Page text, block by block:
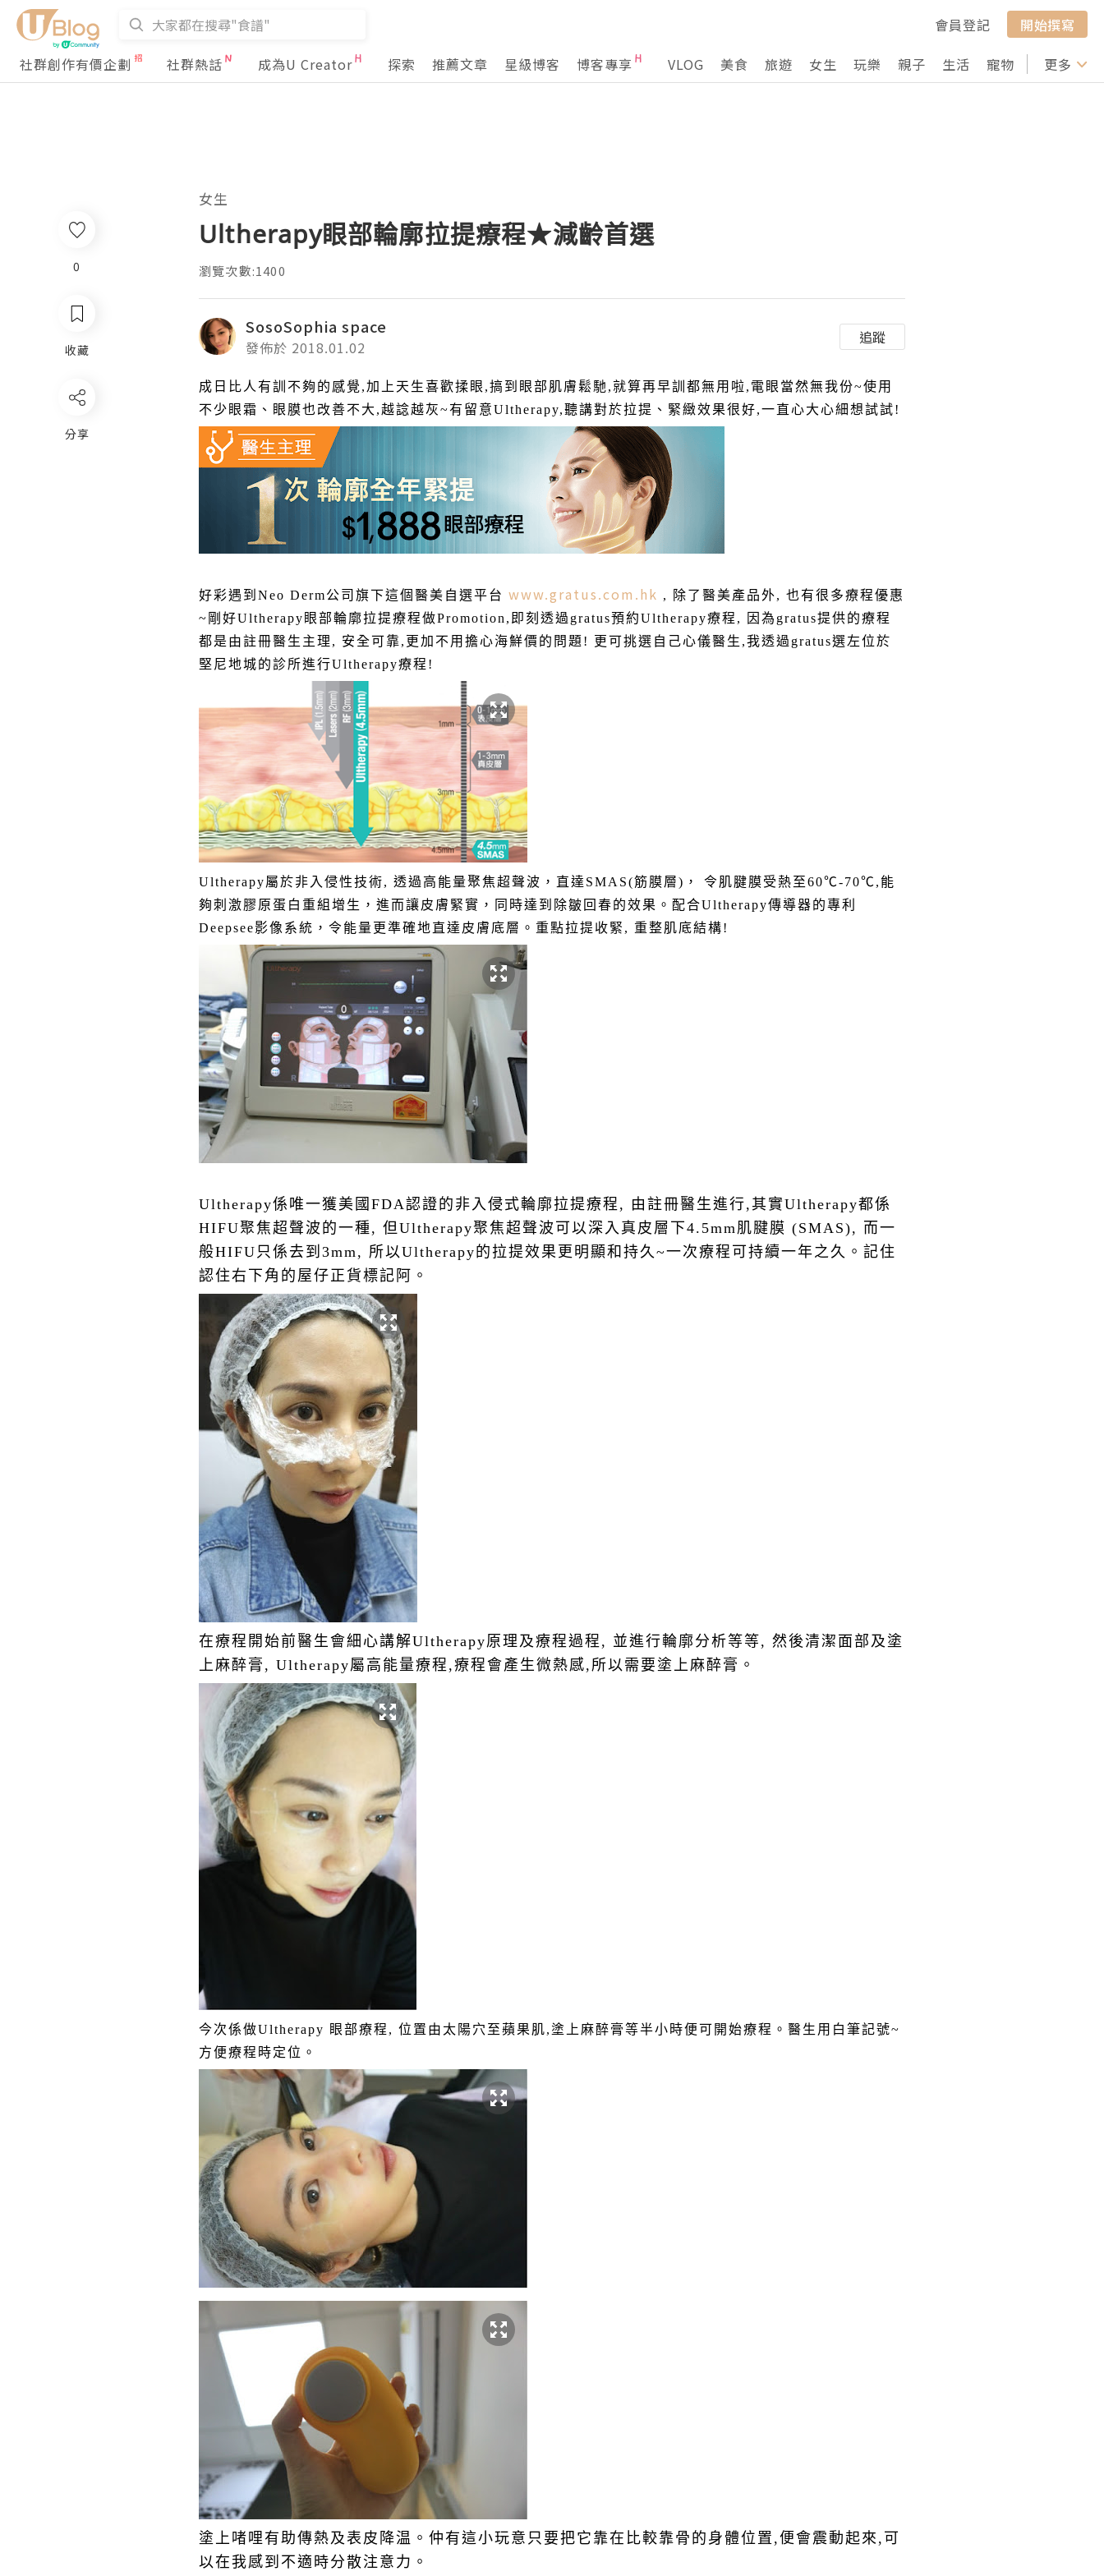
會員登記
開始撰寫
社群創作有價企劃
社群熱話 成為U Creator 探索 推薦文章 星級博客 博客專享 VLOG 美食 旅遊 女生 玩樂 親子 生活 寵物 行山 打卡
更多
0
收藏
分享
女生
Ultherapy眼部輪廓拉提療程★減齡首選
瀏覽次數:1400
SosoSophia space
發佈於 2018.01.02
追蹤
成日比人有訓不夠的感覺,加上天生喜歡揉眼,搞到眼部肌膚鬆馳,就算再早訓都無用啦,電眼當然無我份~使用
不少眼霜、眼膜也改善不大,越諗越灰~有留意Ultherapy,聽講對於拉提、緊緻效果很好,一直心大心細想試試!
好彩遇到 Neo Derm公司旗下這個醫美自選平台 www.gratus.com.hk , 除了醫美產品外, 也有很多療程優惠
~剛好Ultherapy眼部輪廓拉提療程做Promotion,即刻透過gratus預約Ultherapy療程, 因為 gratus提供的療程
都是由註冊醫生主理, 安全可靠,更加不用擔心海鮮價的問題! 更可挑選 自己心儀醫生,我透過gratus選左位於
堅尼地城的診所進行Ultherapy療程!
Ultherapy屬於非入侵性技術, 透過高能量聚焦超聲波，直達SMAS(筋膜層)， 令肌腱膜受熱至60℃-70℃, 能
夠刺激膠原蛋白重組增生，進而讓皮膚緊實，同時達到除皺回春的效果。 配合Ultherapy傳導器的專利
Deepsee影像系統，令能量更準確地直達皮膚底層。重點拉提收緊, 重整肌底結構!
Ultherapy係唯一獲美國FDA認證的非入侵式輪廓拉提療程, 由註冊醫生進行,其實Ultherapy都係
HIFU聚焦超聲波的一種, 但Ultherapy聚焦超聲波可以深入真皮層下4.5mm肌腱膜 (SMAS), 而一
般HIFU只係去到3mm, 所以Ultherapy的拉提效果更明顯和持久~一次療程可持續一年之久。記住
認住右下角的屋仔正貨標記阿。
在療程開始前醫生會細心講解Ultherapy原理及療程過程, 並進行輪廓分析等等, 然後清潔面部及塗
上麻醉膏, Ultherapy屬高能量療程,療程會產生微熱感,所以需要塗上麻醉膏。
今次係做Ultherapy 眼部療程, 位置由太陽穴至蘋果肌,塗上麻醉膏等半小時便可開始療程。醫生用白筆記號~
方便療程時定位。
塗上啫哩有助傳熱及表皮降温。仲有這小玩意只要把它靠在比較靠骨的身體位置,便會震動起來,可
以在我感到不適時分散注意力。